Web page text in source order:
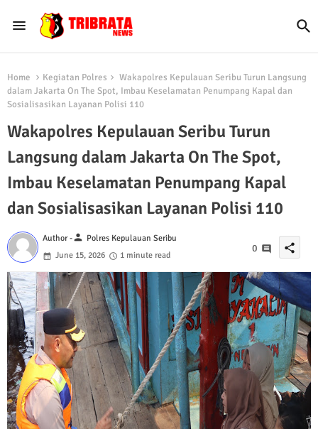
Home Kegiatan Polres
Wakapolres Kepulauan Seribu Turun Langsung
dalam Jakarta On The Spot, Imbau Keselamatan Penumpang Kapal dan
Sosialisasikan Layanan Polisi 110
Wakapolres Kepulauan Seribu Turun
Langsung dalam Jakarta On The Spot,
Imbau Keselamatan Penumpang Kapal
dan Sosialisasikan Layanan Polisi 110
Author -person Polres Kepulauan Seribu
June 15, 2026
1 minute read
0 share